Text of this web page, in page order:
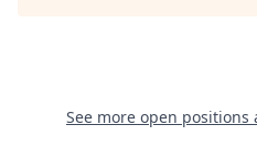
See more open positions